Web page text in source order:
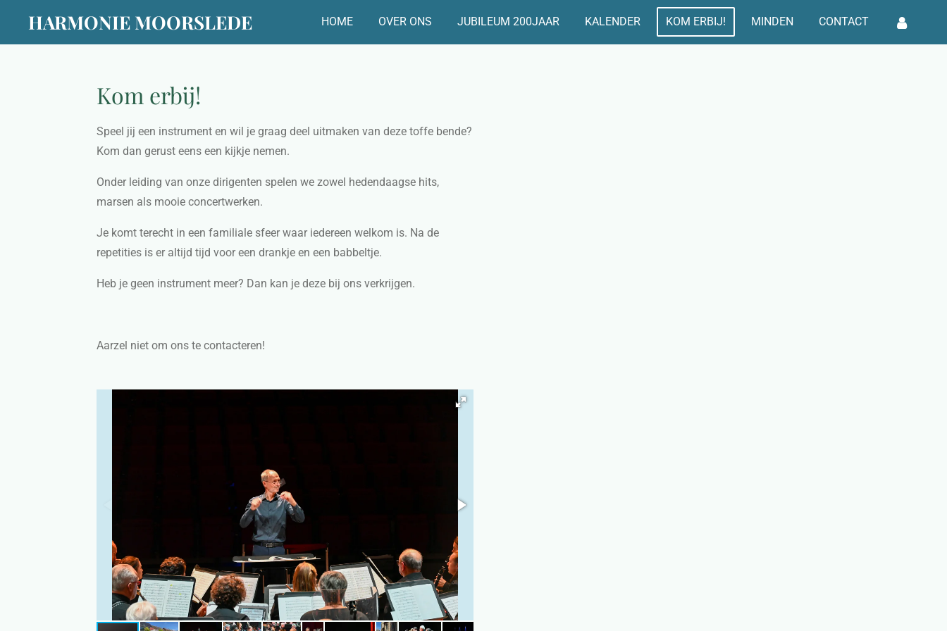
HARMONIE MOORSLEDE HOME OVER ONS JUBILEUM 200JAAR KALENDER KOM ERBIJ! MINDEN CONTACT
Kom erbij!
Speel jij een instrument en wil je graag deel uitmaken van deze toffe bende?
Kom dan gerust eens een kijkje nemen.
Onder leiding van onze dirigenten spelen we zowel hedendaagse hits,
marsen als mooie concertwerken.
Je komt terecht in een familiale sfeer waar iedereen welkom is. Na de
repetities is er altijd tijd voor een drankje en een babbeltje.
Heb je geen instrument meer? Dan kan je deze bij ons verkrijgen.
Aarzel niet om ons te contacteren!